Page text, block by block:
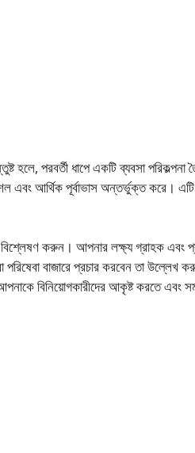
হলে, পরবর্তী ধাপে একটি ব্যবসা পরিকল্পনা
এবং আর্থিক পূর্বাভাস অন্তর্ভুক্ত করে।
বিশ্লেষণ করুন। আপনার লক্ষ্য গ্রাহক
বাজারে প্রচার করবেন তা উল্লেখ
বিনিয়োগকারীদের আকৃষ্ট করতে এবং